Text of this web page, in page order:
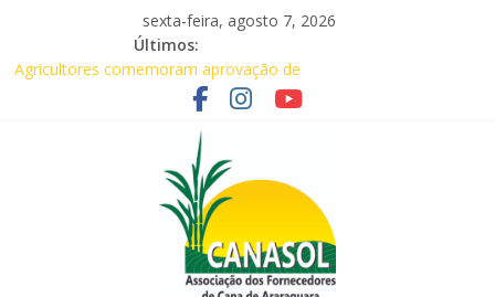
sexta-feira, agosto 7, 2026
Últimos:
Baile Junino (2026) – Canasol
Agricultores comemoram aprovação de
requerimentos de urgência para temas de
Em audiência com Secretário da
Agricultura, Feplana e Canasol mostram a
difícil situação do fornecedor de cana
Canasol marca presença na 1ª Edição do
Fator Biológico da Canaplan
Associados da Canasol participam da